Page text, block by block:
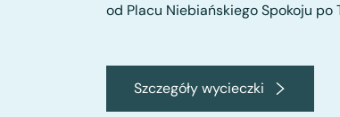
od Placu Niebiańskiego Spokoju po
Szczegóły wycieczki